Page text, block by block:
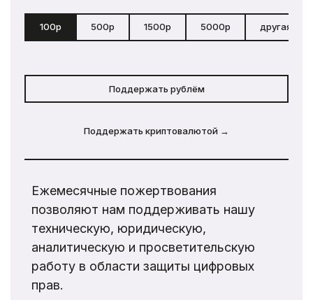
100р 500р 1500р 5000р другая
Поддержать рублём
Поддержать криптовалютой →
Ежемесячные пожертвования
позволяют нам поддерживать нашу
техническую, юридическую,
аналитическую и просветительскую
работу в области защиты цифровых
прав.